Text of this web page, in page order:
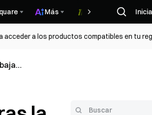
Más
acceder a los productos compatibles en tu